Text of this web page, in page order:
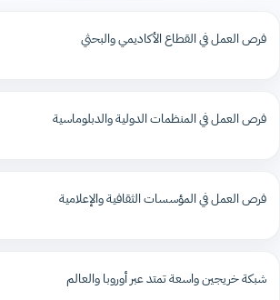
فرص العمل في القطاع الأكاديمي والبحثي
فرص العمل في المنظمات الدولية والدبلوماسية
فرص العمل في المؤسسات الثقافية والإعلامية
شبكة خريجين واسعة تمتد عبر أوروبا والعالم